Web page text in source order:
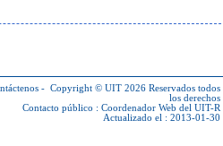
- Copyright © UIT 2026 Reservados todos
los derechos
Contacto público : Coordenador Web del UIT-R
Actualizado el : 2013-01-30